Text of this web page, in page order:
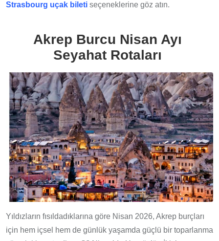
Strasbourg uçak bileti seçeneklerine göz atın.
Akrep Burcu Nisan Ayı
Seyahat Rotaları
Yıldızların fısıldadıklarına göre Nisan 2026, Akrep burçları
için hem içsel hem de günlük yaşamda güçlü bir toparlanma